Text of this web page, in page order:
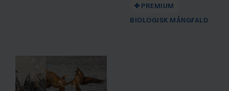
PREMIUM
BIOLOGISK MÅNGFALD